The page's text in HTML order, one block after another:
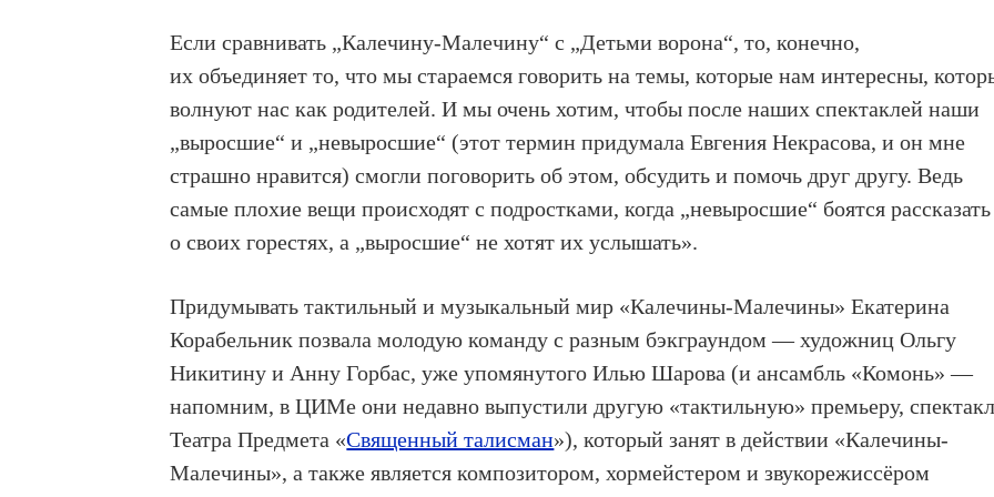
Если сравнивать „Калечину-Малечину“ с „Детьми ворона“, то, конечно,
их объединяет то, что мы стараемся говорить на темы, которые нам интересны,
волнуют нас как родителей. И мы очень хотим, чтобы после наших спектаклей наши
„выросшие“ и „невыросшие“ (этот термин придумала Евгения Некрасова, и он мне
страшно нравится) смогли поговорить об этом, обсудить и помочь друг другу. Ведь
самые плохие вещи происходят с подростками, когда „невыросшие“ боятся рассказать
о своих горестях, а „выросшие“ не хотят их услышать».
Придумывать тактильный и музыкальный мир «Калечины-Малечины» Екатерина
Корабельник позвала молодую команду с разным бэкграундом — художниц Ольгу
Никитину и Анну Горбас, уже упомянутого Илью Шарова (и ансамбль «Комонь» —
напомним, в ЦИМе они недавно выпустили другую «тактильную» премьеру,
Театра Предмета «Священный талисман»), который занят в действии «Калечины-
Малечины», а также является композитором, хормейстером и звукорежиссёром